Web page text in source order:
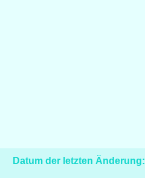
Datum der letzten Änderung: